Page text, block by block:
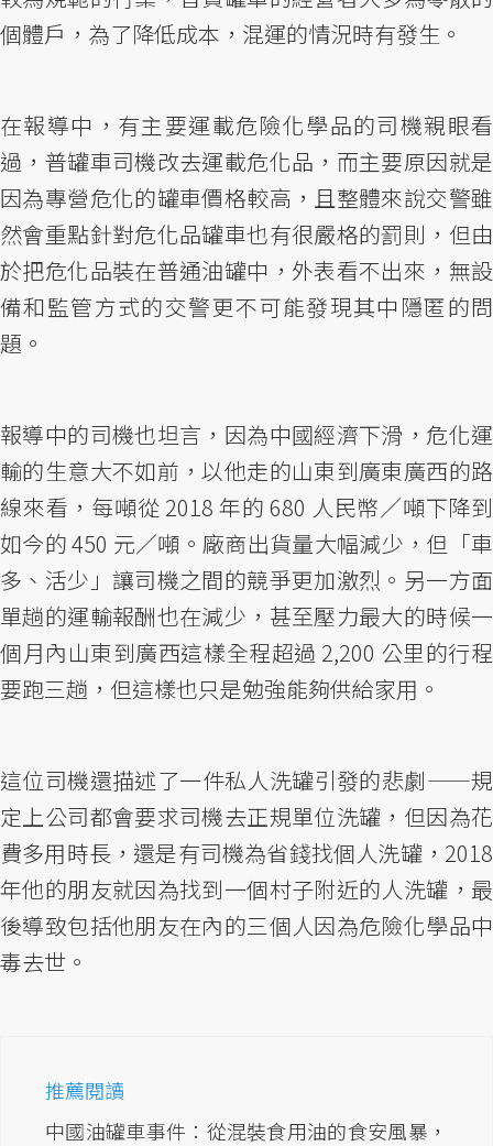
個體戶，為了降低成本，混運的情況時有發生。
在報導中，有主要運載危險化學品的司機親眼看
過，普罐車司機改去運載危化品，而主要原因就是
因為專營危化的罐車價格較高，且整體來說交警雖
然會重點針對危化品罐車也有很嚴格的罰則，但由
於把危化品裝在普通油罐中，外表看不出來，無設
備和監管方式的交警更不可能發現其中隱匿的問
題。
報導中的司機也坦言，因為中國經濟下滑，危化運
輸的生意大不如前，以他走的山東到廣東廣西的路
線來看，每噸從 2018 年的 680 人民幣／噸下降到
如今的 450 元／噸。廠商出貨量大幅減少，但「車
多、活少」讓司機之間的競爭更加激烈。另一方面
單趟的運輸報酬也在減少，甚至壓力最大的時候一
個月內山東到廣西這樣全程超過 2,200 公里的行程
要跑三趟，但這樣也只是勉強能夠供給家用。
這位司機還描述了一件私人洗罐引發的悲劇——規
定上公司都會要求司機去正規單位洗罐，但因為花
費多用時長，還是有司機為省錢找個人洗罐，2018
年他的朋友就因為找到一個村子附近的人洗罐，最
後導致包括他朋友在內的三個人因為危險化學品中
毒去世。
推薦閱讀
中國油罐車事件：從混裝食用油的食安風暴，